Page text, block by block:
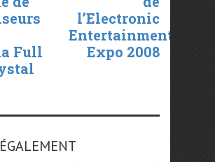
Full
l’Electronic
Entertainment
Expo 2008